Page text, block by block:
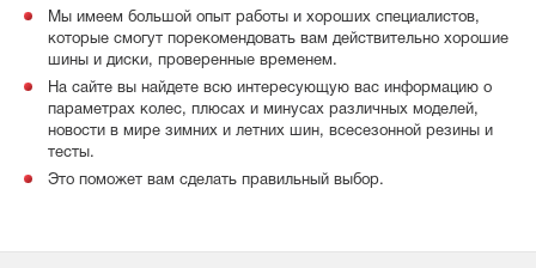
Мы имеем большой опыт работы и хороших специалистов,
которые смогут порекомендовать вам действительно хорошие
шины и диски, проверенные временем.
На сайте вы найдете всю интересующую вас информацию о
параметрах колес, плюсах и минусах различных моделей,
новости в мире зимних и летних шин, всесезонной резины и
тесты.
Это поможет вам сделать правильный выбор.